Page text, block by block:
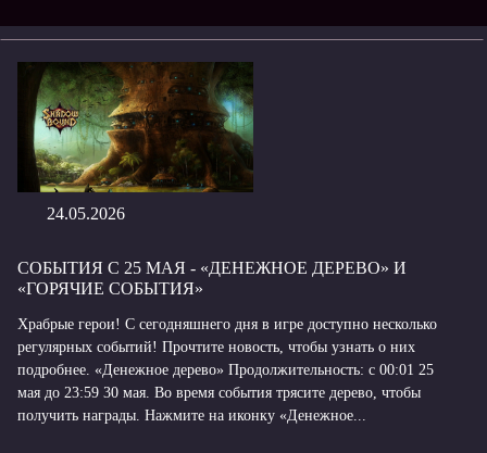
24.05.2026
СОБЫТИЯ С 25 МАЯ - «ДЕНЕЖНОЕ ДЕРЕВО» И
«ГОРЯЧИЕ СОБЫТИЯ»
Храбрые герои! С сегодняшнего дня в игре доступно несколько
регулярных событий! Прочтите новость, чтобы узнать о них
подробнее. «Денежное дерево» Продолжительность: с 00:01 25
мая до 23:59 30 мая. Во время события трясите дерево, чтобы
получить награды. Нажмите на иконку «Денежное...